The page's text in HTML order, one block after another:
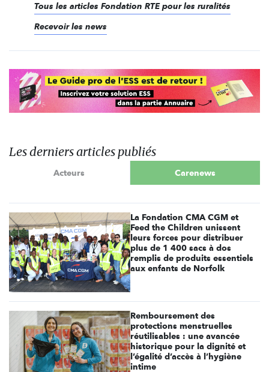
Tous les articles Fondation RTE pour les ruralités
Recevoir les news
Les derniers articles publiés
Acteurs Carenews
La Fondation CMA CGM et
Feed the Children unissent
leurs forces pour distribuer
plus de 1 400 sacs à dos
remplis de produits essentiels
aux enfants de Norfolk
Remboursement des
protections menstruelles
réutilisables : une avancée
historique pour la dignité et
l’égalité d’accès à l’hygiène
intime